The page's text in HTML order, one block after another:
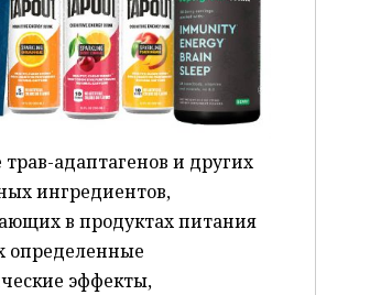
трав-адаптагенов и других
ингредиентов,
в продуктах питания
определенные
эффекты,